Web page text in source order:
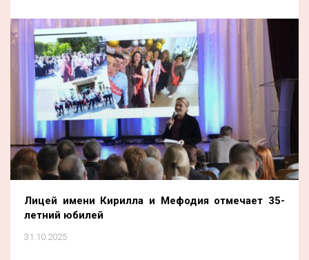
Лицей имени Кирилла и Мефодия отмечает 35-
летний юбилей
31.10.2025